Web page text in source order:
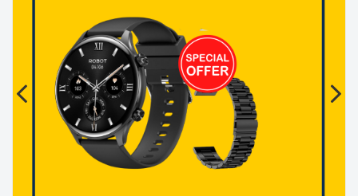
PRODUK TERBARU